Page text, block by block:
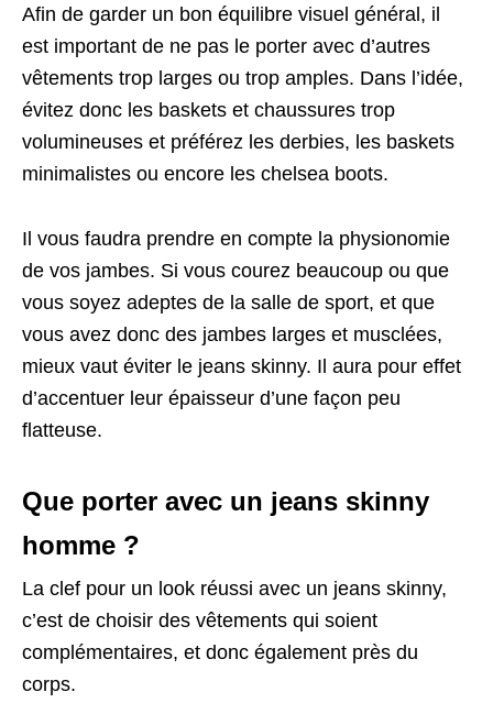
Afin de garder un bon équilibre visuel général, il
est important de ne pas le porter avec d’autres
vêtements trop larges ou trop amples. Dans l’idée,
évitez donc les baskets et chaussures trop
volumineuses et préférez les derbies, les baskets
minimalistes ou encore les chelsea boots.
Il vous faudra prendre en compte la physionomie
de vos jambes. Si vous courez beaucoup ou que
vous soyez adeptes de la salle de sport, et que
vous avez donc des jambes larges et musclées,
mieux vaut éviter le jeans skinny. Il aura pour effet
d’accentuer leur épaisseur d’une façon peu
flatteuse.
Que porter avec un jeans skinny
homme ?
La clef pour un look réussi avec un jeans skinny,
c’est de choisir des vêtements qui soient
complémentaires, et donc également près du
corps.